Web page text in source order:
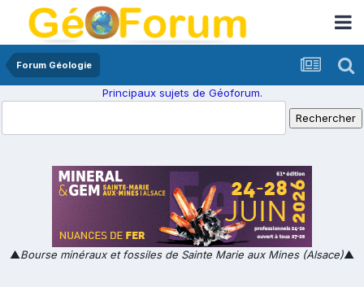
Forum Géologie
Principaux sujets de Géoforum.
▲Bourse minéraux et fossiles de Sainte Marie aux Mines (Alsace)▲